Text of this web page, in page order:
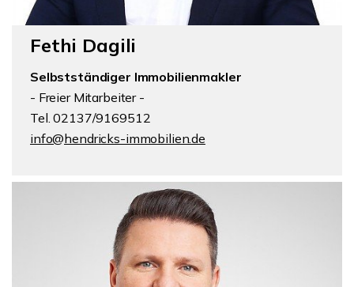
Fethi Dagili
Selbstständiger Immobilienmakler
- Freier Mitarbeiter -
Tel. 02137/9169512
info@hendricks-immobilien.de